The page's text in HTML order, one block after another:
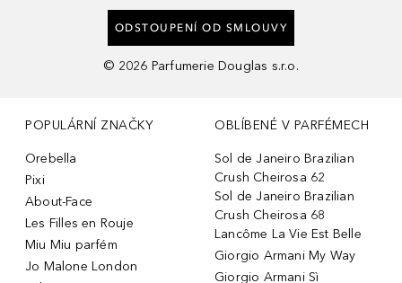
ODSTOUPENÍ OD SMLOUVY
© 2026 Parfumerie Douglas s.r.o.
POPULÁRNÍ ZNAČKY
Orebella
Pixi
About-Face
Les Filles en Rouje
Miu Miu parfém
Jo Malone London
OBLÍBENÉ V PARFÉMECH
Sol de Janeiro Brazilian
Crush Cheirosa 62
Sol de Janeiro Brazilian
Crush Cheirosa 68
Lancôme La Vie Est Belle
Giorgio Armani My Way
Giorgio Armani Sì